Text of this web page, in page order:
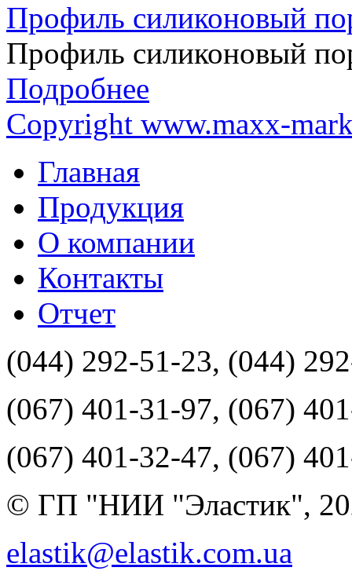
Профиль силиконовый
Профиль силиконовый
Подробнее
Copyright www.maxx-
Главная
Продукция
О компании
Контакты
Отчет
(044) 292-51-23, (044)
(067) 401-31-97, (067)
(067) 401-32-47, (067)
© ГП "НИИ "Эластик",
elastik@elastik.com.ua